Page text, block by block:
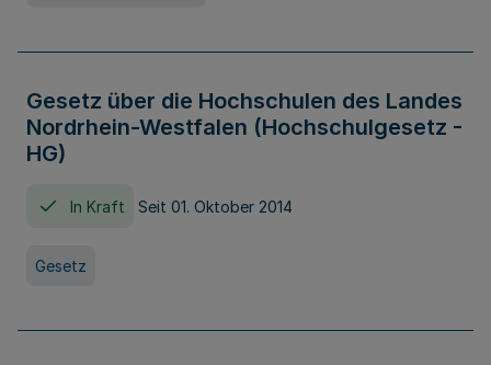
Gesetz über die Hochschulen des Landes
Nordrhein-Westfalen (Hochschulgesetz -
HG)
In Kraft Seit 01. Oktober 2014
Gesetz